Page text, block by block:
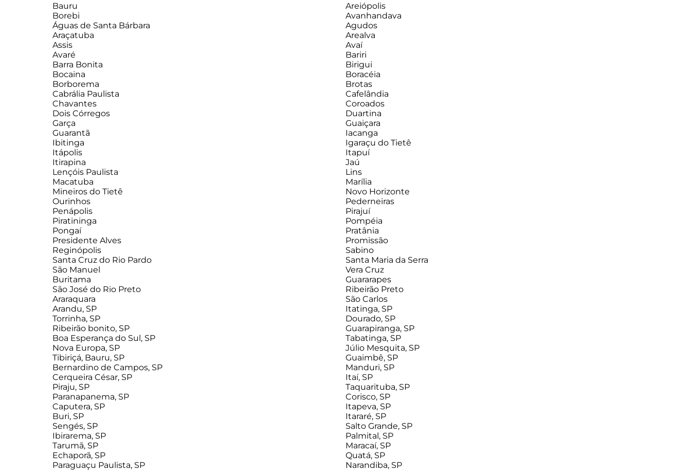
Bauru
Areiópolis
Borebi
Avanhandava
Águas de Santa Bárbara
Agudos
Araçatuba
Arealva
Assis
Avaí
Avaré
Bariri
Barra Bonita
Birigui
Bocaina
Boracéia
Borborema
Brotas
Cabrália Paulista
Cafelândia
Chavantes
Coroados
Dois Córregos
Duartina
Garça
Guaiçara
Guarantã
Iacanga
Ibitinga
Igaraçu do Tietê
Itápolis
Itapuí
Itirapina
Jaú
Lençóis Paulista
Lins
Macatuba
Marília
Mineiros do Tietê
Novo Horizonte
Ourinhos
Pederneiras
Penápolis
Pirajuí
Piratininga
Pompéia
Pongaí
Pratânia
Presidente Alves
Promissão
Reginópolis
Sabino
Santa Cruz do Rio Pardo
Santa Maria da Serra
São Manuel
Vera Cruz
Buritama
Guararapes
São José do Rio Preto
Ribeirão Preto
Araraquara
São Carlos
Arandu, SP
Itatinga, SP
Torrinha, SP
Dourado, SP
Ribeirão bonito, SP
Guarapiranga, SP
Boa Esperança do Sul, SP
Tabatinga, SP
Nova Europa, SP
Júlio Mesquita, SP
Tibiriçá, Bauru, SP
Guaimbê, SP
Bernardino de Campos, SP
Manduri, SP
Cerqueira César, SP
Itaí, SP
Piraju, SP
Taquarituba, SP
Paranapanema, SP
Corisco, SP
Caputera, SP
Itapeva, SP
Buri, SP
Itararé, SP
Sengés, SP
Salto Grande, SP
Ibirarema, SP
Palmital, SP
Tarumã, SP
Maracaí, SP
Echaporã, SP
Quatá, SP
Paraguaçu Paulista, SP
Narandiba, SP